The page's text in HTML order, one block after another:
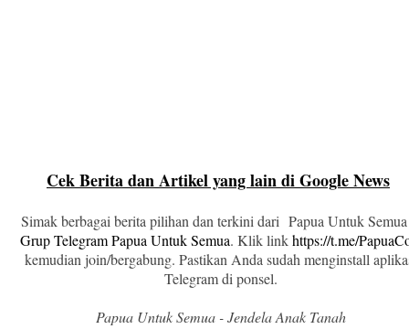
Cek Berita dan Artikel yang lain di Google News
Simak berbagai berita pilihan dan terkini dari Papua Untuk
Grup Telegram Papua Untuk Semua. Klik linkhttps://t.me/
kemudian join/bergabung. Pastikan Anda sudah menginstall
Telegram di ponsel.
Papua Untuk Semua - Jendela Anak Tanah